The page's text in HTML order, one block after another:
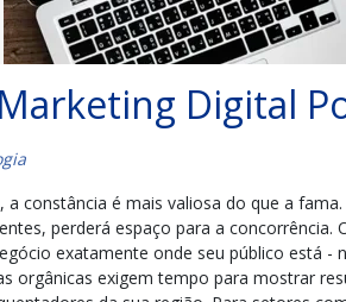
Digital
a constância é mais valiosa do que a
perderá espaço para a
exatamente onde seu público está
orgânicas exigem tempo para mostrar